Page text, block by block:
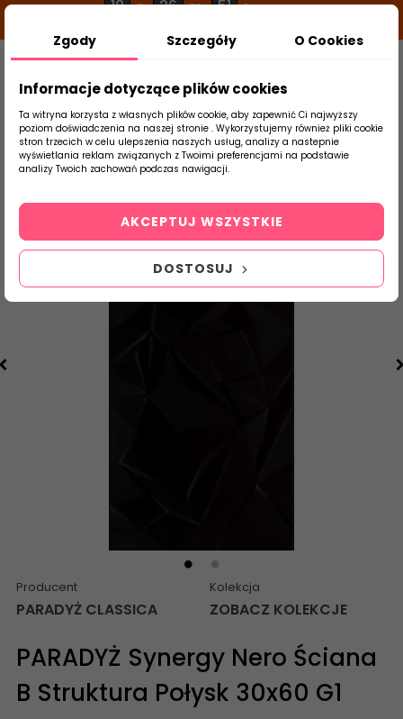
18 g 26 m 51 s
Szukaj
produktu
Strona Główna Płytki Łazienkowe
Producent
PARADYŻ CLASSICA
Kolekcja
ZOBACZ KOLEKCJE
PARADYŻ Synergy Nero Ściana
B Struktura Połysk 30x60 G1
Zgody Szczegóły O Cookies
Informacje dotyczące plików cookies
Ta witryna korzysta z własnych plików cookie, aby zapewnić Ci najwyższy
poziom doświadczenia na naszej stronie . Wykorzystujemy również pliki cookie
stron trzecich w celu ulepszenia naszych usług, analizy a nastepnie
wyświetlania reklam związanych z Twoimi preferencjami na podstawie
analizy Twoich zachowań podczas nawigacji.
DOSTOSUJ
AKCEPTUJ WSZYSTKIE